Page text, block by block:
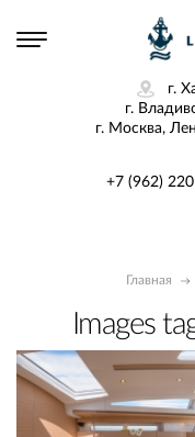
г.
г.
г. Москва,
+7 (962)
Главная
Images